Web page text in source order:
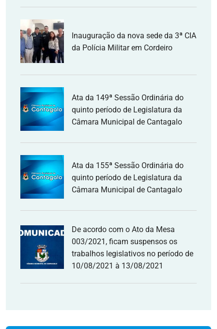
Inauguração da nova sede da 3ª CIA
da Polícia Militar em Cordeiro
Ata da 149ª Sessão Ordinária do
quinto período de Legislatura da
Câmara Municipal de Cantagalo
Ata da 155ª Sessão Ordinária do
quinto período de Legislatura da
Câmara Municipal de Cantagalo
De acordo com o Ato da Mesa
003/2021, ficam suspensos os
trabalhos legislativos no período de
10/08/2021 à 13/08/2021